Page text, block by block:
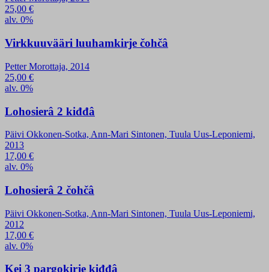
25,00 €
alv. 0%
Virkkuuvääri luuhamkirje čohčâ
Petter Morottaja, 2014
25,00 €
alv. 0%
Lohosierâ 2 kiđđâ
Päivi Okkonen-Sotka, Ann-Mari Sintonen, Tuula Uus-Leponiemi,
2013
17,00 €
alv. 0%
Lohosierâ 2 čohčâ
Päivi Okkonen-Sotka, Ann-Mari Sintonen, Tuula Uus-Leponiemi,
2012
17,00 €
alv. 0%
Kei 3 pargokirje kiđđâ